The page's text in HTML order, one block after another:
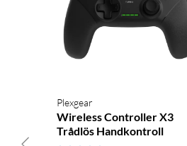
Plexgear
Wireless Controller X3
Trådlös Handkontroll